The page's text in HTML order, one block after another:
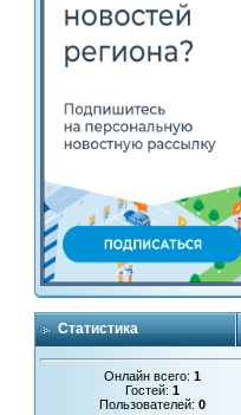
Статистика
Онлайн всего:1
Гостей:1
Пользователей:0